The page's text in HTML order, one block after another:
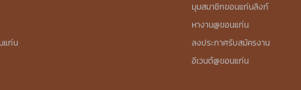
แก่น
มุมสมาชิกขอนแก่นลิงก์
หางาน@ขอนแก่น
ลงประกาศรับสมัครงาน
อีเวนต์@ขอนแก่น